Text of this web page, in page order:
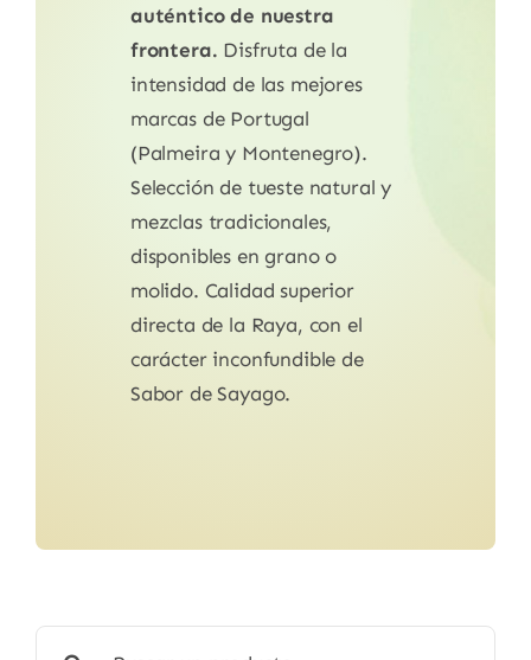
auténtico de nuestra
frontera. Disfruta de la
intensidad de las mejores
marcas de Portugal
(Palmeira y Montenegro).
Selección de tueste natural y
mezclas tradicionales,
disponibles en grano o
molido. Calidad superior
directa de la Raya, con el
carácter inconfundible de
Sabor de Sayago.